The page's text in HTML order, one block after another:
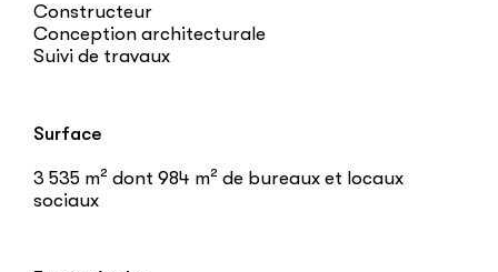
Constructeur
Conception architecturale
Suivi de travaux
Surface
3 535 m² dont 984 m² de bureaux et locaux
sociaux